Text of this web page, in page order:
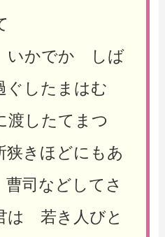
いかでか しば
ぐしたまはむ
したてまつ
きほどにもあ
司などしてさ
若き人びと